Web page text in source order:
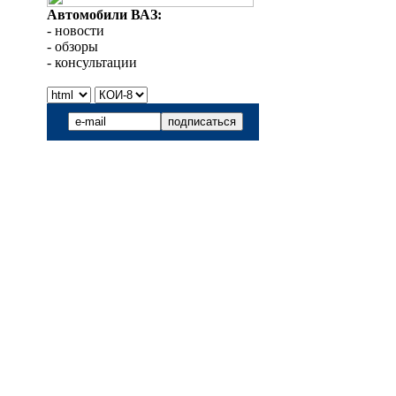
Автомобили ВАЗ:
- новости
- обзоры
- консультации